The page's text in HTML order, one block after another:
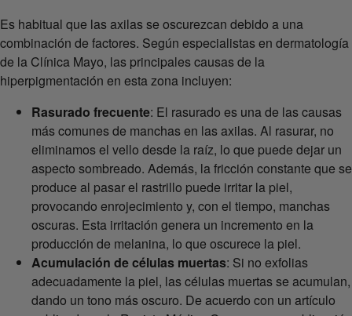
Es habitual que las axilas se oscurezcan debido a una
combinación de factores. Según especialistas en dermatología
de la Clínica Mayo, las principales causas de la
hiperpigmentación en esta zona incluyen:
Rasurado frecuente: El rasurado es una de las causas
más comunes de manchas en las axilas. Al rasurar, no
eliminamos el vello desde la raíz, lo que puede dejar un
aspecto sombreado. Además, la fricción constante que se
produce al pasar el rastrillo puede irritar la piel,
provocando enrojecimiento y, con el tiempo, manchas
oscuras. Esta irritación genera un incremento en la
producción de melanina, lo que oscurece la piel.
Acumulación de células muertas: Si no exfolias
adecuadamente la piel, las células muertas se acumulan,
dando un tono más oscuro. De acuerdo con un artículo